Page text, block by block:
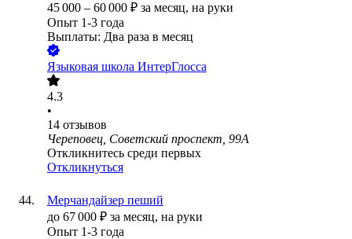
45 000 – 60 000 ₽ за месяц, на руки
Опыт 1-3 года
Выплаты: Два раза в месяц
Языковая школа ИнтерГлосса
4.3
•
14 отзывов
Череповец, Советский проспект, 99А
Откликнитесь среди первых
Откликнуться
Мерчандайзер пеший
до 67 000 ₽ за месяц, на руки
Опыт 1-3 года